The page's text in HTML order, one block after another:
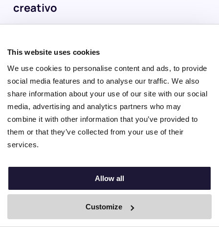
This website uses cookies
We use cookies to personalise content and ads, to provide
social media features and to analyse our traffic. We also
share information about your use of our site with our social
media, advertising and analytics partners who may
combine it with other information that you’ve provided to
them or that they’ve collected from your use of their
services.
Allow all
Customize
creativo
y Pausas Cerebrales
En los días lluviosos, Cosmic Kids YogayBrain Breaksen
YouTube son perfectos para hacer que los niños se muevan y
muy divertidos!
Juega a juegos de mesa por estrategia y
A los niños de esta edad les gustan los juegos de mesa más
avanzados y los puzzles que requieren estrategia, sobre todo
los que tienen que ver con letras y números para desarrollar
sus capacidades cognitivas.
By Boei